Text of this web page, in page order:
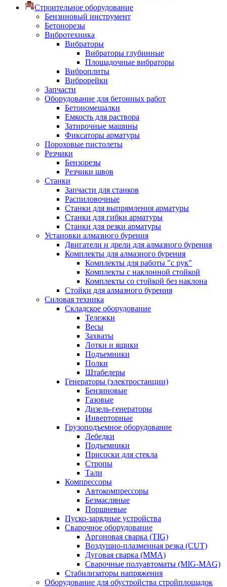
Строительное оборудование
Бензиновый инструмент
Бетонорезы
Вибротехника
Вибраторы
Вибраторы глубинные
Площадочные вибраторы
Виброплиты
Виброрейки
Запчасти
Оборудование для бетонных работ
Бетономешалки
Емкость для раствора
Затирочные машины
Фиксаторы арматуры
Пороховые пистолеты
Резчики
Бензорезы
Резчики швов
Станки
Запчасти для станков
Распиловочные
Станки для выпрямления арматуры
Станки для гибки арматуры
Станки для резки арматуры
Установки алмазного бурения
Двигатели и дрели для алмазного бурения
Комплекты для алмазного бурения
Комплекты для работы "с рук"
Комплекты с наклонной стойкой
Комплекты со стойкой без наклона
Стойки для алмазного бурения
Силовая техника
Складское оборудование
Тележки
Весы
Захваты
Лотки и ящики
Подъемники
Полки
Штабелеры
Генераторы (электростанции)
Бензиновые
Газовые
Дизель-генераторы
Инверторные
Грузоподъемное оборудование
Лебедки
Подъемники
Присоски для стекла
Стропы
Тали
Компрессоры
Автокомпрессоры
Безмасляные
Поршневые
Пуско-зарядные устройства
Сварочное оборудование
Аргоновая сварка (TIG)
Воздушно-плазменная резка (CUT)
Дуговая сварка (ММА)
Сварочные полуавтоматы (MIG-MAG)
Стабилизаторы напряжения
Оборудование для обустройства стройплощадок